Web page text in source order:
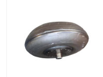
Produkte
Videos